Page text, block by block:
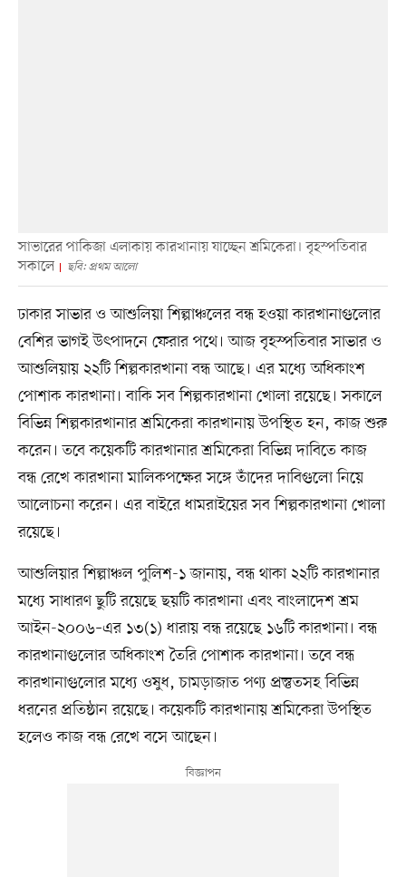
সাভারের পাকিজা এলাকায় কারখানায় যাচ্ছেন শ্রমিকেরা। বৃহস্পতিবার
সকালে
ছবি: প্রথম আলো
ঢাকার সাভার ও আশুলিয়া শিল্পাঞ্চলের বন্ধ হওয়া কারখানাগুলোর
বেশির ভাগই উৎপাদনে ফেরার পথে। আজ বৃহস্পতিবার সাভার ও
আশুলিয়ায় ২২টি শিল্পকারখানা বন্ধ আছে। এর মধ্যে অধিকাংশ
পোশাক কারখানা। বাকি সব শিল্পকারখানা খোলা রয়েছে। সকালে
বিভিন্ন শিল্পকারখানার শ্রমিকেরা কারখানায় উপস্থিত হন, কাজ শুরু
করেন। তবে কয়েকটি কারখানার শ্রমিকেরা বিভিন্ন দাবিতে কাজ
বন্ধ রেখে কারখানা মালিকপক্ষের সঙ্গে তাঁদের দাবিগুলো নিয়ে
আলোচনা করেন। এর বাইরে ধামরাইয়ের সব শিল্পকারখানা খোলা
রয়েছে।
আশুলিয়ার শিল্পাঞ্চল পুলিশ-১ জানায়, বন্ধ থাকা ২২টি কারখানার
মধ্যে সাধারণ ছুটি রয়েছে ছয়টি কারখানা এবং বাংলাদেশ শ্রম
আইন-২০০৬–এর ১৩(১) ধারায় বন্ধ রয়েছে ১৬টি কারখানা। বন্ধ
কারখানাগুলোর অধিকাংশ তৈরি পোশাক কারখানা। তবে বন্ধ
কারখানাগুলোর মধ্যে ওষুধ, চামড়াজাত পণ্য প্রস্তুতসহ বিভিন্ন
ধরনের প্রতিষ্ঠান রয়েছে। কয়েকটি কারখানায় শ্রমিকেরা উপস্থিত
হলেও কাজ বন্ধ রেখে বসে আছেন।